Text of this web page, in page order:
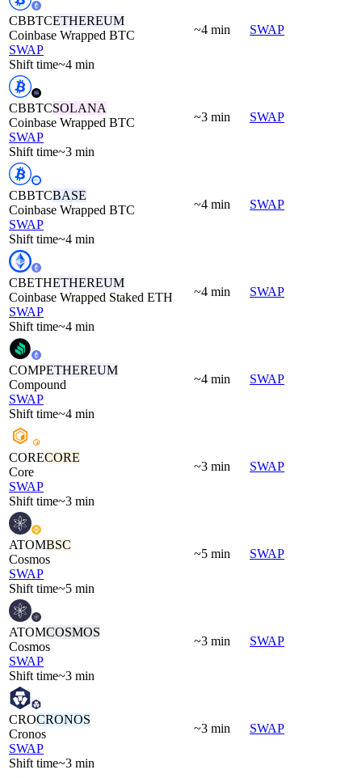
CBBTCETHEREUM
Coinbase Wrapped BTC
SWAP
Shift time~4 min
~4 min SWAP
CBBTCSOLANA
Coinbase Wrapped BTC
SWAP
Shift time~3 min
~3 min SWAP
CBBTCBASE
Coinbase Wrapped BTC
SWAP
Shift time~4 min
~4 min SWAP
CBETHETHEREUM
Coinbase Wrapped Staked ETH
SWAP
Shift time~4 min
~4 min SWAP
COMPETHEREUM
Compound
SWAP
Shift time~4 min
~4 min SWAP
CORECORE
Core
SWAP
Shift time~3 min
~3 min SWAP
ATOMBSC
Cosmos
SWAP
Shift time~5 min
~5 min SWAP
ATOMCOSMOS
Cosmos
SWAP
Shift time~3 min
~3 min SWAP
CROCRONOS
Cronos
SWAP
Shift time~3 min
~3 min SWAP